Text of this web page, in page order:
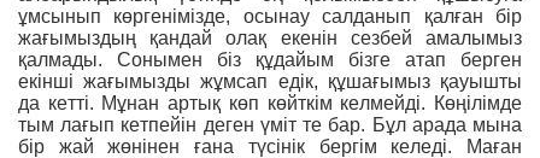
ұмсынып көргенімізде, осынау салданып қалған бір
жағымыздың қандай олақ екенін сезбей амалымыз
қалмады. Сонымен біз құдайым бізге атап берген
екінші жағымызды жұмсап едік, құшағымыз қауышты
да кетті. Мұнан артық көп көйткім келмейді. Көңілімде
тым лағып кетпейін деген үміт те бар. Бұл арада мына
бір жай жөнінен ғана түсінік бергім келеді. Маған